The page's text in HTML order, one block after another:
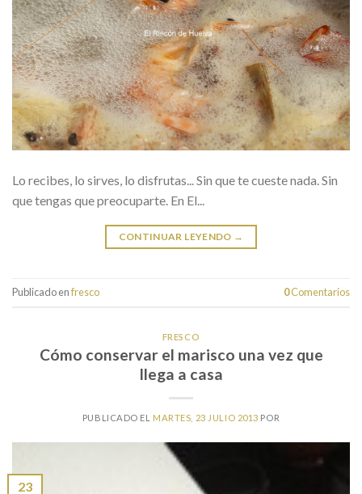
Lo recibes, lo sirves, lo disfrutas... Sin que te cueste nada. Sin
que tengas que preocuparte. En El...
CONTINUAR LEYENDO →
Publicado enfresco 0Comentarios
FRESCO
Cómo conservar el marisco una vez que
llega a casa
PUBLICADO EL MARTES, 23 JULIO 2013 POR
23